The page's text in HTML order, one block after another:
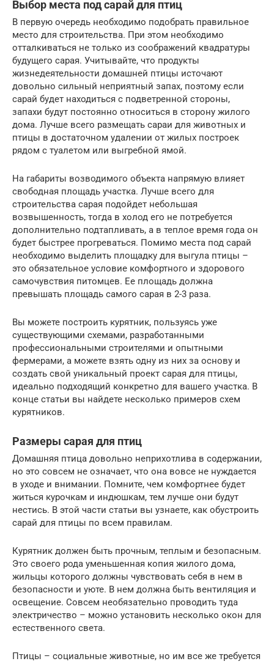
Выбор места под сарай для птиц
В первую очередь необходимо подобрать правильное
место для строительства. При этом необходимо
отталкиваться не только из соображений квадратуры
будущего сарая. Учитывайте, что продукты
жизнедеятельности домашней птицы источают
довольно сильный неприятный запах, поэтому если
сарай будет находиться с подветренной стороны,
запахи будут постоянно относиться в сторону жилого
дома. Лучше всего размещать сараи для животных и
птицы в достаточном удалении от жилых построек
рядом с туалетом или выгребной ямой.
На габариты возводимого объекта напрямую влияет
свободная площадь участка. Лучше всего для
строительства сарая подойдет небольшая
возвышенность, тогда в холод его не потребуется
дополнительно подтапливать, а в теплое время года он
будет быстрее прогреваться. Помимо места под сарай
необходимо выделить площадку для выгула птицы –
это обязательное условие комфортного и здорового
самочувствия питомцев. Ее площадь должна
превышать площадь самого сарая в 2-3 раза.
Вы можете построить курятник, пользуясь уже
существующими схемами, разработанными
профессиональными строителями и опытными
фермерами, а можете взять одну из них за основу и
создать свой уникальный проект сарая для птицы,
идеально подходящий конкретно для вашего участка. В
конце статьи вы найдете несколько примеров схем
курятников.
Размеры сарая для птиц
Домашняя птица довольно неприхотлива в содержании,
но это совсем не означает, что она вовсе не нуждается
в уходе и внимании. Помните, чем комфортнее будет
житься курочкам и индюшкам, тем лучше они будут
нестись. В этой части статьи вы узнаете, как обустроить
сарай для птицы по всем правилам.
Курятник должен быть прочным, теплым и безопасным.
Это своего рода уменьшенная копия жилого дома,
жильцы которого должны чувствовать себя в нем в
безопасности и уюте. В нем должна быть вентиляция и
освещение. Совсем необязательно проводить туда
электричество – можно установить несколько окон для
естественного света.
Птицы – социальные животные, но им все же требуется